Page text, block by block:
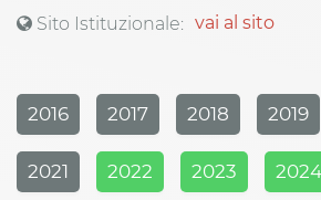
Sito Istituzionale: vai al sito
2016 2017 2018 2019
2021 2022 2023 2024